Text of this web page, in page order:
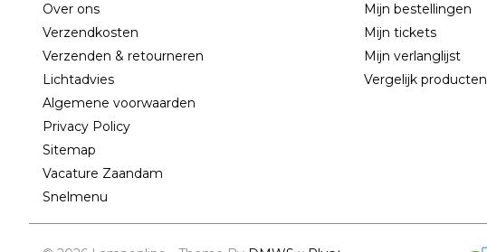
Over ons
Verzendkosten
Verzenden & retourneren
Lichtadvies
Algemene voorwaarden
Privacy Policy
Sitemap
Vacature Zaandam
Snelmenu
Mijn bestellingen
Mijn tickets
Mijn verlanglijst
Vergelijk producten